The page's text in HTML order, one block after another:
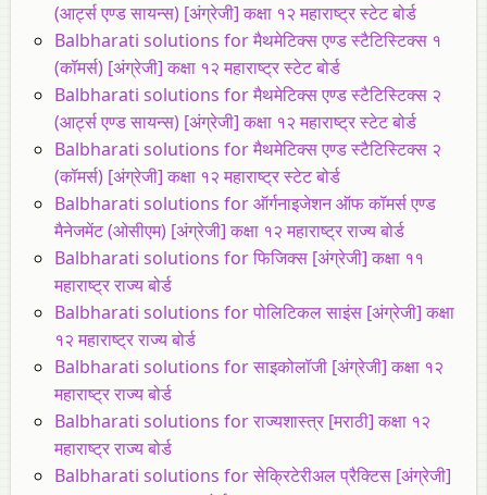
(आर्ट्स एण्ड सायन्स) [अंग्रेजी] कक्षा १२ महाराष्ट्र स्टेट बोर्ड
Balbharati solutions for मैथमेटिक्स एण्ड स्टैटिस्टिक्स १
(कॉमर्स) [अंग्रेजी] कक्षा १२ महाराष्ट्र स्टेट बोर्ड
Balbharati solutions for मैथमेटिक्स एण्ड स्टैटिस्टिक्स २
(आर्ट्स एण्ड सायन्स) [अंग्रेजी] कक्षा १२ महाराष्ट्र स्टेट बोर्ड
Balbharati solutions for मैथमेटिक्स एण्ड स्टैटिस्टिक्स २
(कॉमर्स) [अंग्रेजी] कक्षा १२ महाराष्ट्र स्टेट बोर्ड
Balbharati solutions for ऑर्गनाइजेशन ऑफ कॉमर्स एण्ड
मैनेजमेंट (ओसीएम) [अंग्रेजी] कक्षा १२ महाराष्ट्र राज्य बोर्ड
Balbharati solutions for फिजिक्स [अंग्रेजी] कक्षा ११
महाराष्ट्र राज्य बोर्ड
Balbharati solutions for पोलिटिकल साइंस [अंग्रेजी] कक्षा
१२ महाराष्ट्र राज्य बोर्ड
Balbharati solutions for साइकोलॉजी [अंग्रेजी] कक्षा १२
महाराष्ट्र राज्य बोर्ड
Balbharati solutions for राज्यशास्त्र [मराठी] कक्षा १२
महाराष्ट्र राज्य बोर्ड
Balbharati solutions for सेक्रिटेरीअल प्रैक्टिस [अंग्रेजी]